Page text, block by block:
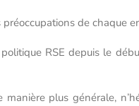
de chaque
RSE depuis le
plus générale,